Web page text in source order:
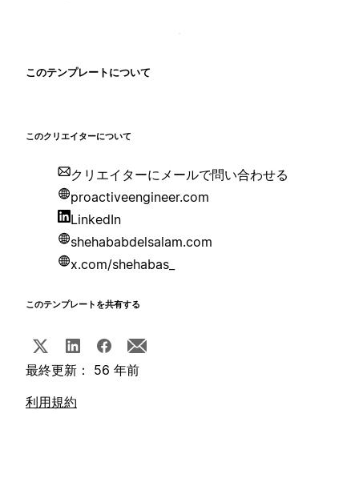
このテンプレートについて
このクリエイターについて
クリエイターにメールで問い合わせる
proactiveengineer.com
LinkedIn
shehababdelsalam.com
x.com/shehabas_
このテンプレートを共有する
最終更新： 56 年前
利用規約